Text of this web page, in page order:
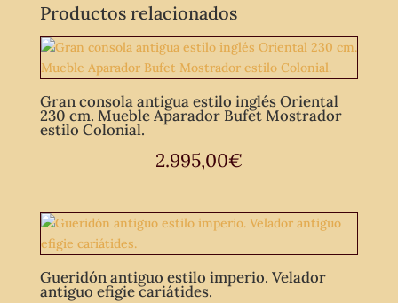
Productos relacionados
Gran consola antigua estilo inglés Oriental
230 cm. Mueble Aparador Bufet Mostrador
estilo Colonial.
2.995,00€
Gueridón antiguo estilo imperio. Velador
antiguo efigie cariátides.